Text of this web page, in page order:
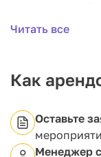
необходимого
Читать все
Как
Оставьте
Менеджер